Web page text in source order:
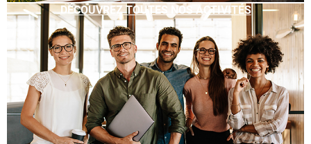
DÉCOUVREZ TOUTES NOS ACTIVITÉS